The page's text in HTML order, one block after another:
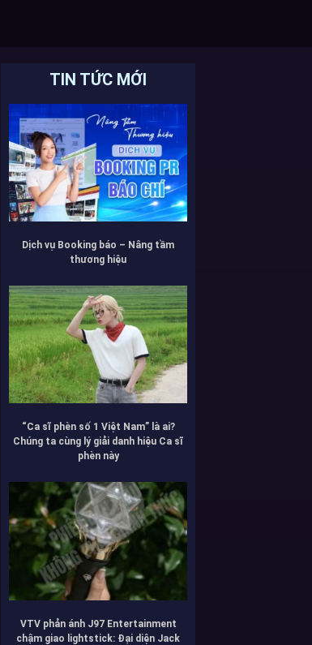
TIN TỨC MỚI
Dịch vụ Booking báo – Nâng tầm
thương hiệu
“Ca sĩ phèn số 1 Việt Nam” là ai?
Chúng ta cùng lý giải danh hiệu Ca sĩ
phèn này
VTV phản ánh J97 Entertainment
chậm giao lightstick: Đại diện Jack